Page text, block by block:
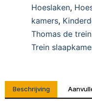
Hoeslaken,
kamers,
Thomas de
Trein
Beschrijving